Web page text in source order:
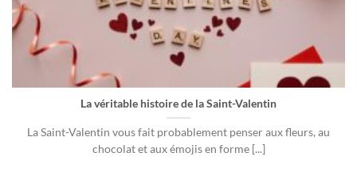
La véritable histoire de la Saint-Valentin
La Saint-Valentin vous fait probablement penser aux fleurs, au
chocolat et aux émojis en forme [...]